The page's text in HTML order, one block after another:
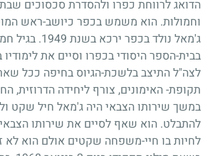
הדואג לרווחת כפרו ולהסדרת סכסוכים
וחמולות. הוא משמש בכפר כיושב-ראש
ג'מאל נולד בכפר ירכא בשנת 1949. בגיל
בבית-הספר היסודי בכפרו וסיים את לימודיו
לצה"ל התיצב בלשכת-הגיוס בחיפה ככל שאר
תקופת- האימונים, צורף ליחידה הדרוזית,
במשך שירותו הצבאי היה ג'מאל חיל שקט
להתבלט. הוא שאף לסיים את שירותו
לחיות בו חיי-משפחה שקטים אולם הוא לא